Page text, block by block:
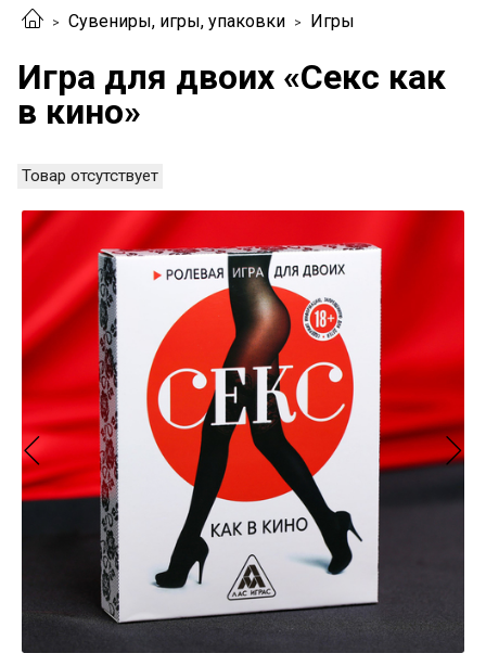
Сувениры, игры, упаковки Игры
Игра для двоих «Секс как
в кино»
Товар отсутствует